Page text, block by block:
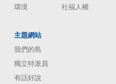
環境
社福人權
主題網站
我們的島
獨立特派員
有話好說